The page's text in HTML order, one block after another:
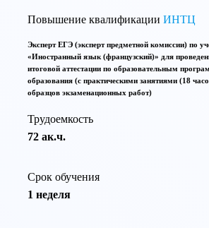
Повышение квалификации ИНТЦ
Эксперт ЕГЭ (эксперт предметной комиссии) по
«Иностранный язык (французский)» для
итоговой аттестации по образовательным
образования (с практическими занятиями (18
образцов экзаменационных работ)
Трудоемкость
72 ак.ч.
Срок обучения
1 неделя